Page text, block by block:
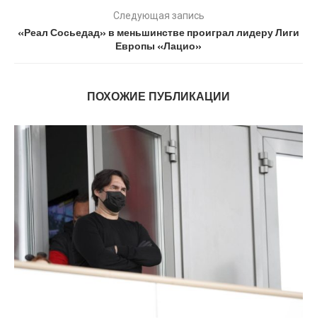
Следующая запись
«Реал Сосьедад» в меньшинстве проиграл лидеру Лиги
Европы «Лацио»
ПОХОЖИЕ ПУБЛИКАЦИИ